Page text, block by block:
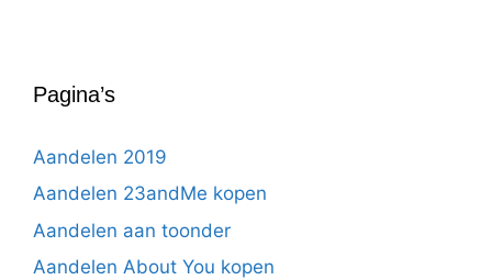
Pagina’s
Aandelen 2019
Aandelen 23andMe kopen
Aandelen aan toonder
Aandelen About You kopen